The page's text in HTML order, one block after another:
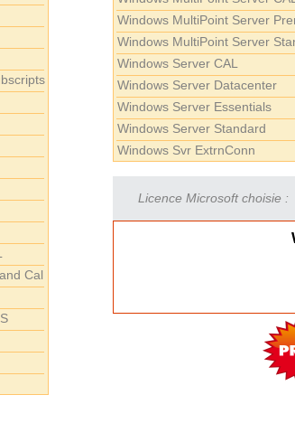
Cal
Windows MultiPoint Server
Windows MultiPoint Server
Windows Server CAL
Windows Server Datacenter
Windows Server Essentials
Windows Server Standard
Windows Svr ExtrnConn
Licence Microsoft choisie :